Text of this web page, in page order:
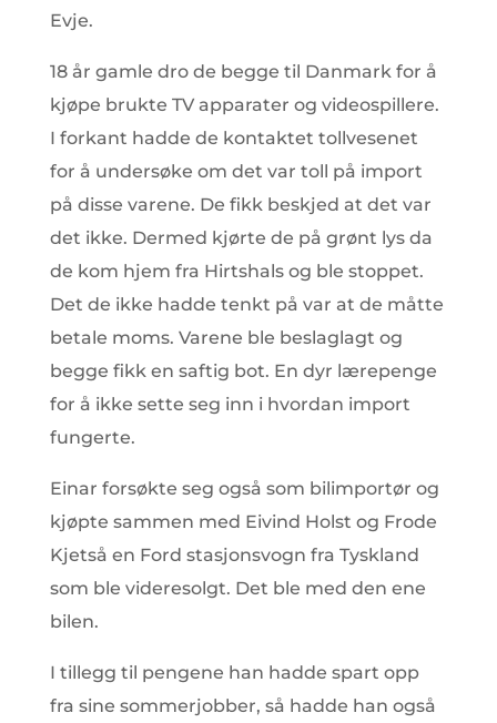
Evje.
18 år gamle dro de begge til Danmark for å
kjøpe brukte TV apparater og videospillere.
I forkant hadde de kontaktet tollvesenet
for å undersøke om det var toll på import
på disse varene. De fikk beskjed at det var
det ikke. Dermed kjørte de på grønt lys da
de kom hjem fra Hirtshals og ble stoppet.
Det de ikke hadde tenkt på var at de måtte
betale moms. Varene ble beslaglagt og
begge fikk en saftig bot. En dyr lærepenge
for å ikke sette seg inn i hvordan import
fungerte.
Einar forsøkte seg også som bilimportør og
kjøpte sammen med Eivind Holst og Frode
Kjetså en Ford stasjonsvogn fra Tyskland
som ble videresolgt. Det ble med den ene
bilen.
I tillegg til pengene han hadde spart opp
fra sine sommerjobber, så hadde han også